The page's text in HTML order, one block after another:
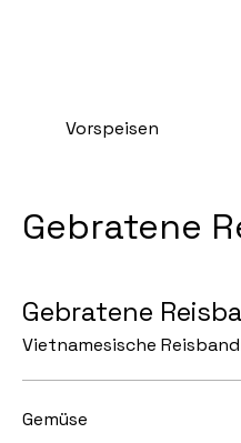
Vorspeisen
Gebratene
Gebratene
Vietnamesische
Gemüse